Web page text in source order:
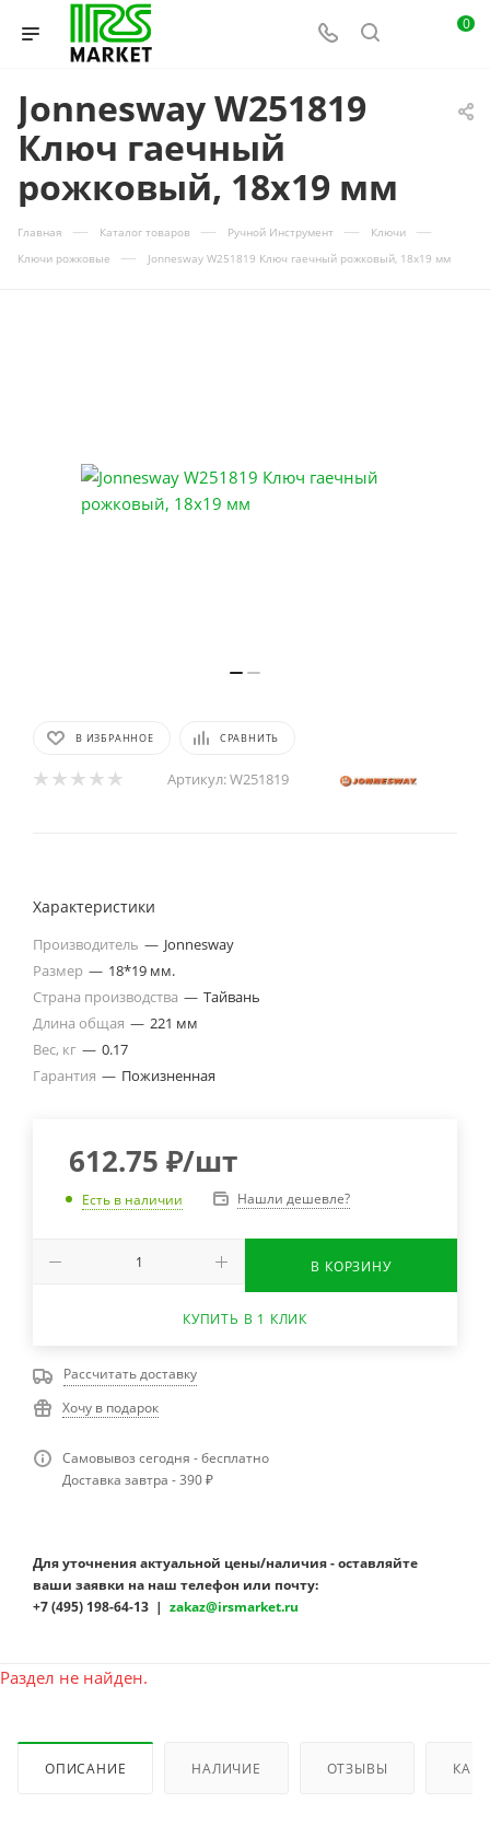
0
Jonnesway W251819
Ключ гаечный
рожковый, 18х19 мм
Главная — Каталог товаров — Ручной Инструмент — Ключи —
Ключи рожковые — Jonnesway W251819 Ключ гаечный рожковый, 18х19 мм
В ИЗБРАННОЕ СРАВНИТЬ
Артикул:W251819
Характеристики
Производитель — Jonnesway
Размер — 18*19 мм.
Страна производства — Тайвань
Длина общая — 221 мм
Вес, кг — 0.17
Гарантия — Пожизненная
612.75 ₽/шт
Есть в наличии Нашли дешевле?
В КОРЗИНУ
КУПИТЬ В 1 КЛИК
Рассчитать доставку
Хочу в подарок
Самовывоз сегодня - бесплатно
Доставка завтра - 390 ₽
Для уточнения актуальной цены/наличия - оставляйте
ваши заявки на наш телефон или почту:
+7 (495) 198-64-13 | zakaz@irsmarket.ru
Раздел не найден.
ОПИСАНИЕ НАЛИЧИЕ ОТЗЫВЫ КАК